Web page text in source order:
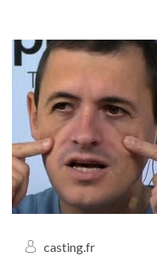
casting.fr